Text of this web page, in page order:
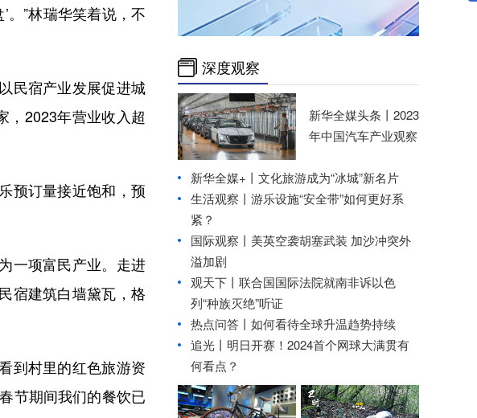
”林瑞华笑着说，不
民宿产业发展促进城
，2023年营业收入超
预订量接近饱和，预
一项富民产业。走进
宿建筑白墙黛瓦，格
到村里的红色旅游资
节期间我们的餐饮已
深度观察
新华全媒头条丨 2023
年中国汽车产业观察
新华全媒+丨 文化旅游成为“冰城”新名片
生活观察丨游乐设施“安全带”如何更好系
紧？
国际观察丨 美英空袭胡塞武装 加沙冲突外
溢加剧
观天下丨联合国国际法院就南非诉以色
列“种族灭绝”听证
热点问答丨如何看待全球升温趋势持续
追光丨 明日开赛！2024首个网球大满贯有
何看点？